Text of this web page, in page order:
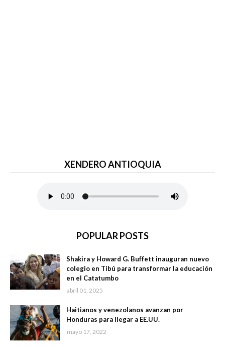
XENDERO ANTIOQUIA
POPULAR POSTS
Shakira y Howard G. Buffett inauguran nuevo
colegio en Tibú para transformar la educación
en el Catatumbo
abril 01, 2025
Haitianos y venezolanos avanzan por
Honduras para llegar a EE.UU.
mayo 17, 2022